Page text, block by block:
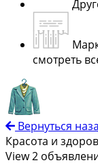
смотреть
Вернуться
Красота и
View 2